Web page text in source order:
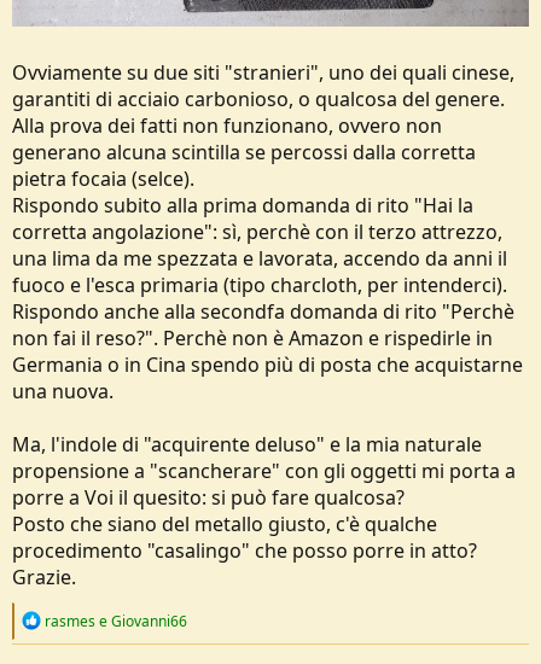
Ovviamente su due siti "stranieri", uno dei quali cinese,
garantiti di acciaio carbonioso, o qualcosa del genere.
Alla prova dei fatti non funzionano, ovvero non
generano alcuna scintilla se percossi dalla corretta
pietra focaia (selce).
Rispondo subito alla prima domanda di rito "Hai la
corretta angolazione": sì, perchè con il terzo attrezzo,
una lima da me spezzata e lavorata, accendo da anni il
fuoco e l'esca primaria (tipo charcloth, per intenderci).
Rispondo anche alla secondfa domanda di rito "Perchè
non fai il reso?". Perchè non è Amazon e rispedirle in
Germania o in Cina spendo più di posta che acquistarne
una nuova.
Ma, l'indole di "acquirente deluso" e la mia naturale
propensione a "scancherare" con gli oggetti mi porta a
porre a Voi il quesito: si può fare qualcosa?
Posto che siano del metallo giusto, c'è qualche
procedimento "casalingo" che posso porre in atto?
Grazie.
R
rasmeseGiovanni66